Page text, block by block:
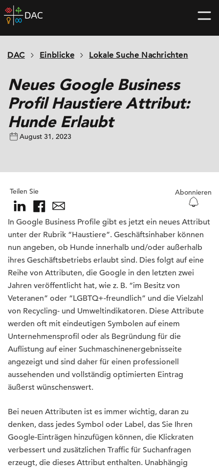
Skip
to
home
DAC Einblicke Lokale Suche Nachrichten
Neues Google Business
Profil Haustiere Attribut:
Hunde Erlaubt
August 31, 2023
Teilen Sie Abonnieren
In Google Business Profile gibt es jetzt ein neues Attribut
unter der Rubrik “Haustiere”. Geschäftsinhaber können
nun angeben, ob Hunde innerhalb und/oder außerhalb
ihres Geschäftsbetriebs erlaubt sind. Dies folgt auf eine
Reihe von Attributen, die Google in den letzten zwei
Jahren veröffentlicht hat, wie z. B. “im Besitz von
Veteranen” oder “LGBTQ+-freundlich” und die Vielzahl
von Recycling- und Umweltindikatoren. Diese Attribute
werden oft mit eindeutigen Symbolen auf einem
Unternehmensprofil oder als Begründung für die
Auflistung auf einer Suchmaschinenergebnisseite
angezeigt und sind daher für einen professionell
aussehenden und vollständig optimierten Eintrag
äußerst wünschenswert.
Bei neuen Attributen ist es immer wichtig, daran zu
denken, dass jedes Symbol oder Label, das Sie Ihren
Google-Einträgen hinzufügen können, die Klickraten
verbessert und zusätzlichen Traffic für Suchanfragen
erzeugt, die dieses Attribut enthalten. Unabhängig